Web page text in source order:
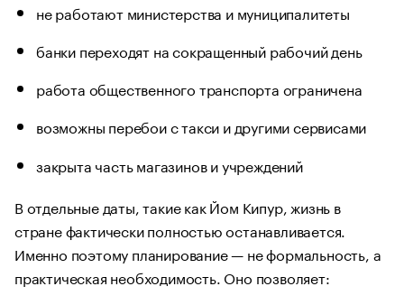
не работают министерства и муниципалитеты
банки переходят на сокращенный рабочий день
работа общественного транспорта ограничена
возможны перебои с такси и другими сервисами
закрыта часть магазинов и учреждений
В отдельные даты, такие как Йом Кипур, жизнь в
стране фактически полностью останавливается.
Именно поэтому планирование — не формальность, а
практическая необходимость. Оно позволяет: